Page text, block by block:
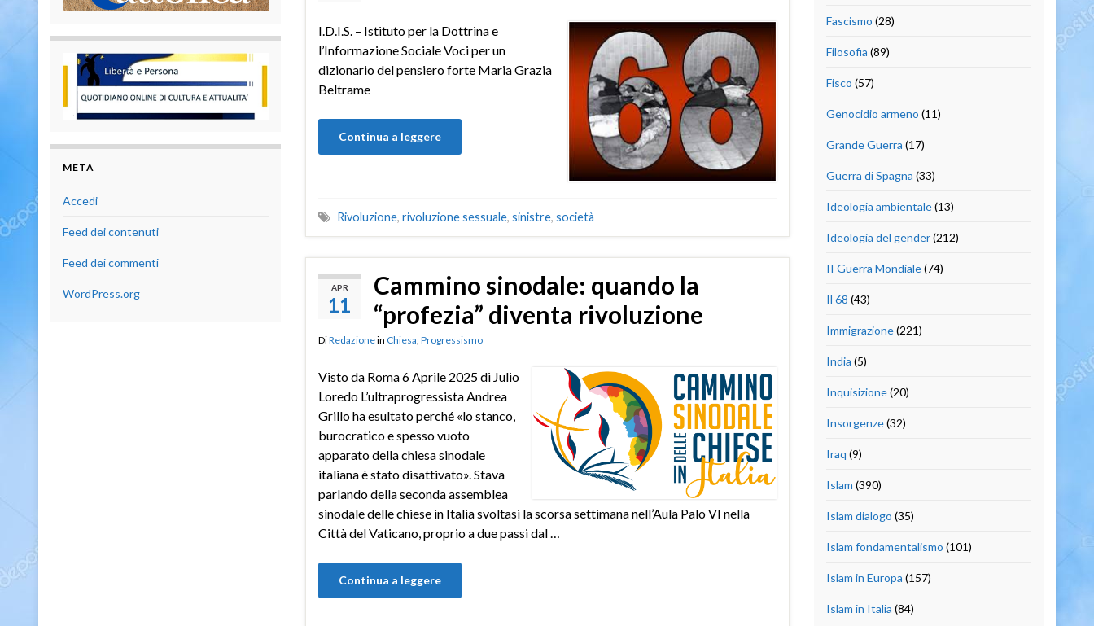
I.D.I.S. – Istituto per la Dottrina e
l’Informazione Sociale Voci per un
dizionario del pensiero forte Maria Grazia
Beltrame
Continua a leggere
Rivoluzione, rivoluzione sessuale, sinistre, società
APR
11
Cammino sinodale: quando la
“profezia” diventa rivoluzione
DiRedazionein Chiesa, Progressismo
Visto da Roma 6 Aprile 2025 di Julio
Loredo L’ultraprogressista Andrea
Grillo ha esultato perché «lo stanco,
burocratico e spesso vuoto
apparato della chiesa sinodale
italiana è stato disattivato». Stava
parlando della seconda assemblea
sinodale delle chiese in Italia svoltasi la scorsa settimana nell’Aula Palo VI nella
Città del Vaticano, proprio a due passi dal …
Continua a leggere
META
Accedi
Feed dei contenuti
Feed dei commenti
WordPress.org
Fascismo (28)
Filosofia (89)
Fisco (57)
Genocidio armeno (11)
Grande Guerra (17)
Guerra di Spagna (33)
Ideologia ambientale(13)
Ideologia del gender(212)
II Guerra Mondiale(74)
Il 68 (43)
Immigrazione(221)
India (5)
Inquisizione(20)
Insorgenze(32)
Iraq (9)
Islam (390)
Islam dialogo (35)
Islam fondamentalismo (101)
Islam in Europa (157)
Islam in Italia (84)